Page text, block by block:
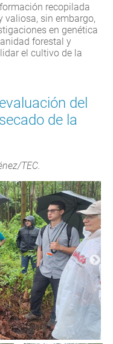
recopilada
valiosa, sin embargo,
en genética
forestal y
el cultivo de la
del
de la
TEC.